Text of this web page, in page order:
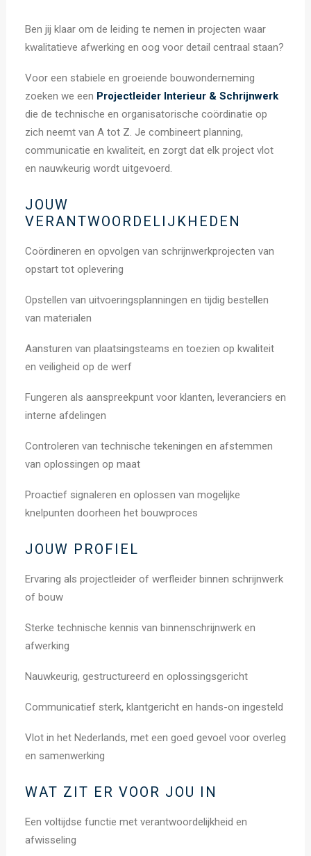
Ben jij klaar om de leiding te nemen in projecten waar
kwalitatieve afwerking en oog voor detail centraal staan?
Voor een stabiele en groeiende bouwonderneming
zoeken we een Projectleider Interieur & Schrijnwerk
die de technische en organisatorische coördinatie op
zich neemt van A tot Z. Je combineert planning,
communicatie en kwaliteit, en zorgt dat elk project vlot
en nauwkeurig wordt uitgevoerd.
JOUW
VERANTWOORDELIJKHEDEN
Coördineren en opvolgen van schrijnwerkprojecten van
opstart tot oplevering
Opstellen van uitvoeringsplanningen en tijdig bestellen
van materialen
Aansturen van plaatsingsteams en toezien op kwaliteit
en veiligheid op de werf
Fungeren als aanspreekpunt voor klanten, leveranciers en
interne afdelingen
Controleren van technische tekeningen en afstemmen
van oplossingen op maat
Proactief signaleren en oplossen van mogelijke
knelpunten doorheen het bouwproces
JOUW PROFIEL
Ervaring als projectleider of werfleider binnen schrijnwerk
of bouw
Sterke technische kennis van binnenschrijnwerk en
afwerking
Nauwkeurig, gestructureerd en oplossingsgericht
Communicatief sterk, klantgericht en hands-on ingesteld
Vlot in het Nederlands, met een goed gevoel voor overleg
en samenwerking
WAT ZIT ER VOOR JOU IN
Een voltijdse functie met verantwoordelijkheid en
afwisseling